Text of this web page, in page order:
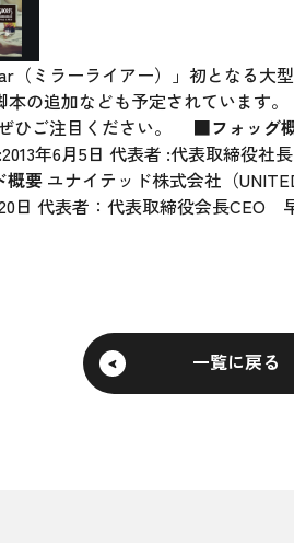
ミラーライアー）」初となる大
の追加なども予定されています
ひご注目ください。 ■フォッグ
年6月5日 代表者 :代表取締役社
概要 ユナイテッド株式会社（
日 代表者：代表取締役会長CEO
一覧に戻る